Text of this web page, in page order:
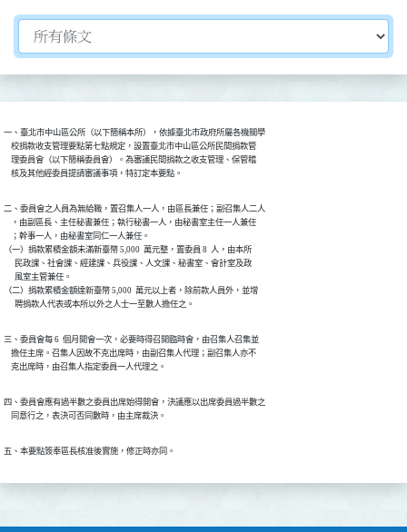
切換選擇法規資訊內容
一、臺北市中山區公所（以下簡稱本所），依據臺北市政府所屬各機關學
    校捐款收支管理要點第七點規定，設置臺北市中山區公所民間捐款管
    理委員會（以下簡稱委員會）。為審議民間捐款之收支管理、保管稽
    核及其他經委員提請審議事項，特訂定本要點。
二、委員會之人員為無給職，置召集人一人，由區長兼任；副召集人二人
    ，由副區長、主任秘書兼任；執行秘書一人，由秘書室主任一人兼任
    ；幹事一人，由秘書室同仁一人兼任。
（一）捐款累積金額未滿新臺幣 5,000  萬元整，置委員 8  人，由本所
      民政課、社會課、經建課、兵役課、人文課、秘書室、會計室及政
      風室主管兼任。
（二）捐款累積金額達新臺幣 5,000  萬元以上者，除前款人員外，並增
      聘捐款人代表或本所以外之人士一至數人擔任之。
三、委員會每 6  個月開會一次，必要時得召開臨時會，由召集人召集並
    擔任主席。召集人因故不克出席時，由副召集人代理；副召集人亦不
    克出席時，由召集人指定委員一人代理之。
四、委員會應有過半數之委員出席始得開會，決議應以出席委員過半數之
    同意行之，表決可否同數時，由主席裁決。
五、本要點簽奉區長核准後實施，修正時亦同。